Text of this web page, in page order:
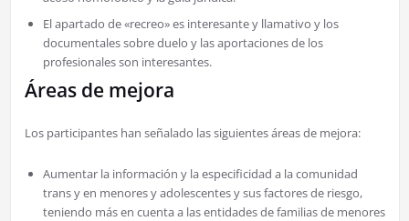
El apartado de «recreo» es interesante y llamativo y los
documentales sobre duelo y las aportaciones de los
profesionales son interesantes.
Áreas de mejora
Los participantes han señalado las siguientes áreas de mejora:
Aumentar la información y la especificidad a la comunidad
trans y en menores y adolescentes y sus factores de riesgo,
teniendo más en cuenta a las entidades de familias de menores